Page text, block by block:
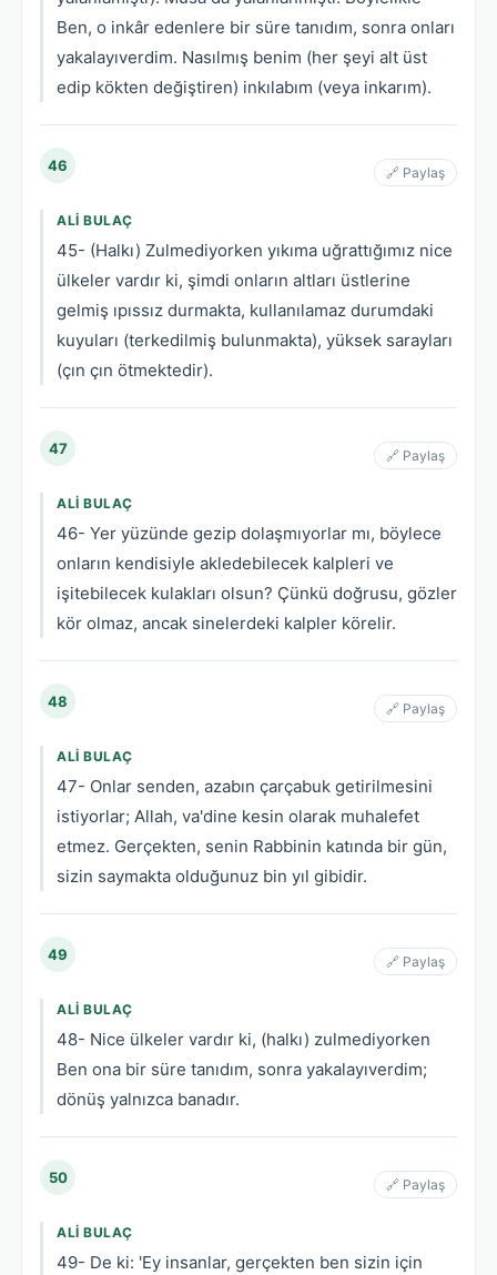
Ben, o inkâr edenlere bir süre tanıdım, sonra onları
yakalayıverdim. Nasılmış benim (her şeyi alt üst
edip kökten değiştiren) inkılabım (veya inkarım).
46 🔗 Paylaş
ALI BULAÇ
45- (Halkı) Zulmediyorken yıkıma uğrattığımız nice
ülkeler vardır ki, şimdi onların altları üstlerine
gelmiş ıpıssız durmakta, kullanılamaz durumdaki
kuyuları (terkedilmiş bulunmakta), yüksek sarayları
(çın çın ötmektedir).
47 🔗 Paylaş
ALI BULAÇ
46- Yer yüzünde gezip dolaşmıyorlar mı, böylece
onların kendisiyle akledebilecek kalpleri ve
işitebilecek kulakları olsun? Çünkü doğrusu, gözler
kör olmaz, ancak sinelerdeki kalpler körelir.
48 🔗 Paylaş
ALI BULAÇ
47- Onlar senden, azabın çarçabuk getirilmesini
istiyorlar; Allah, va'dine kesin olarak muhalefet
etmez. Gerçekten, senin Rabbinin katında bir gün,
sizin saymakta olduğunuz bin yıl gibidir.
49 🔗 Paylaş
ALI BULAÇ
48- Nice ülkeler vardır ki, (halkı) zulmediyorken
Ben ona bir süre tanıdım, sonra yakalayıverdim;
dönüş yalnızca banadır.
50 🔗 Paylaş
ALI BULAÇ
49- De ki: 'Ey insanlar, gerçekten ben sizin için